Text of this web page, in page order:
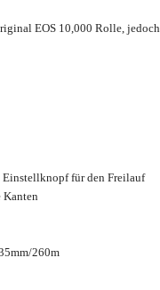
EOS 10,000 Rolle,
für den Freilauf
Kanten
260m